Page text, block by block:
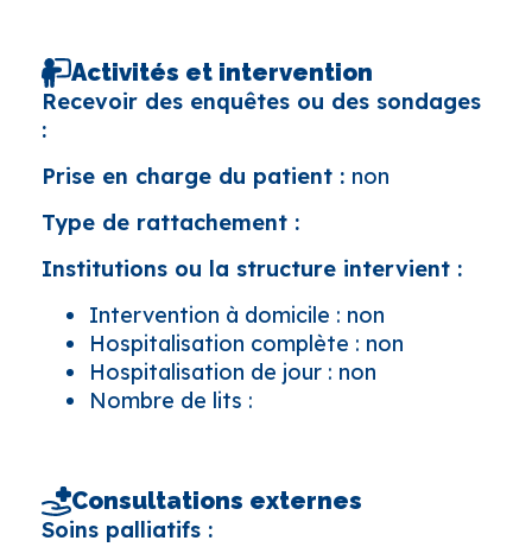
Activités et intervention
Recevoir des enquêtes ou des sondages
:
Prise en charge du patient : non
Type de rattachement :
Institutions ou la structure intervient :
Intervention à domicile : non
Hospitalisation complète : non
Hospitalisation de jour : non
Nombre de lits :
Consultations externes
Soins palliatifs :